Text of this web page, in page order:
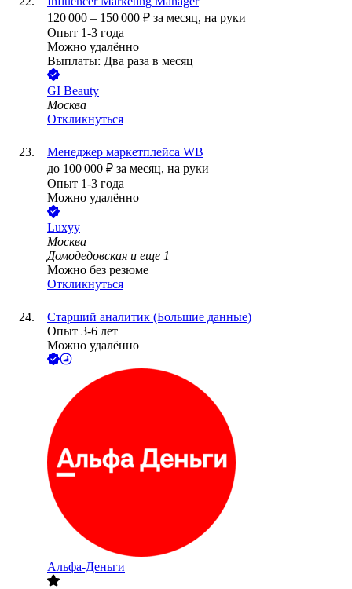
120 000 – 150 000 ₽ за месяц, на руки
Опыт 1-3 года
Можно удалённо
Выплаты: Два раза в месяц
GI Beauty
Москва
Откликнуться
Менеджер маркетплейса WB
до 100 000 ₽ за месяц, на руки
Опыт 1-3 года
Можно удалённо
Luxyy
Москва
Домодедовская и еще 1
Можно без резюме
Откликнуться
Старший аналитик (Большие данные)
Опыт 3-6 лет
Можно удалённо
Альфа-Деньги